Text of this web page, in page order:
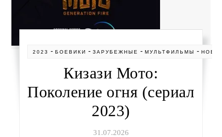
2023 -БОЕВИКИ -ЗАРУБЕЖНЫЕ -МУЛЬТФИЛЬМЫ -
Кизази Мото:
Поколение огня (сериал
2023)
31.07.2026